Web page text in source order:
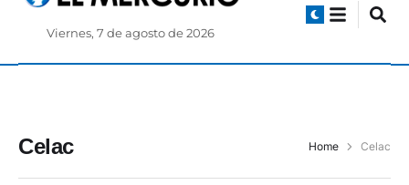
Viernes, 7 de agosto de 2026
Celac Home Celac